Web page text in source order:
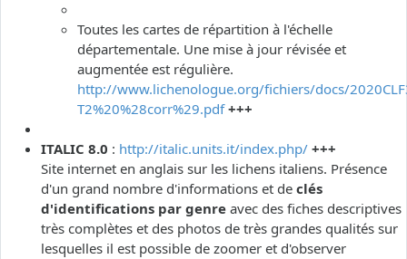
Toutes les cartes de répartition à l'échelle
départementale. Une mise à jour révisée et
augmentée est régulière.
http://www.lichenologue.org/fichiers/docs/
T2%20%28corr%29.pdf +++
ITALIC 8.0 : http://italic.units.it/index.php/ +++
Site internet en anglais sur les lichens italiens. Présence
d'un grand nombre d'informations et de clés
d'identifications par genre avec des fiches descriptives
très complètes et des photos de très grandes qualités sur
lesquelles il est possible de zoomer et d'observer